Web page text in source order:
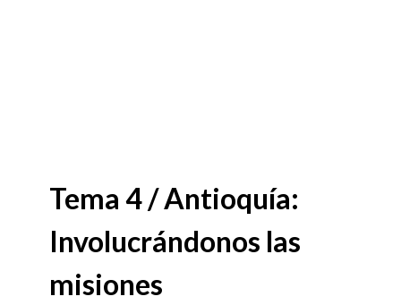
Tema 4 / Antioquía:
Involucrándonos las
misiones